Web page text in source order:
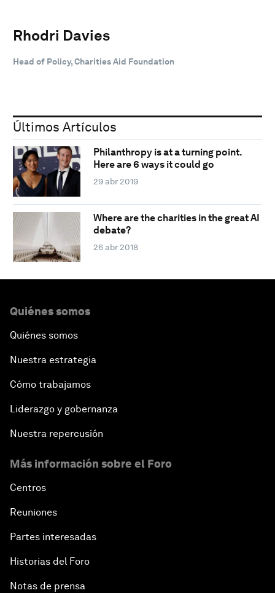
Rhodri Davies
Head of Policy, Charities Aid Foundation
Últimos Artículos
Philanthropy is at a turning point.
Here are 6 ways it could go
29 abr 2019
Where are the charities in the great AI
debate?
26 abr 2018
Quiénes somos
Quiénes somos
Nuestra estrategia
Cómo trabajamos
Liderazgo y gobernanza
Nuestra repercusión
Más información sobre el Foro
Centros
Reuniones
Partes interesadas
Historias del Foro
Notas de prensa